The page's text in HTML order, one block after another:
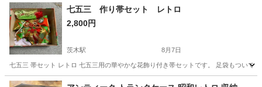
大阪 大阪市 京橋駅 食器 商店街
七五三 作り帯セット レトロ
2,800円
茨木駅 8月7日
七五三 帯セット レトロ 七五三用の華やかな花飾り付き帯セットです。 足袋もついて
大阪 茨木市 年中行事用品 七五三